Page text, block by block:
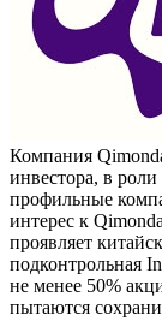
Компания
инвестора, в
профильные
интерес к
проявляет
подконтрольная
не менее 50%
пытаются